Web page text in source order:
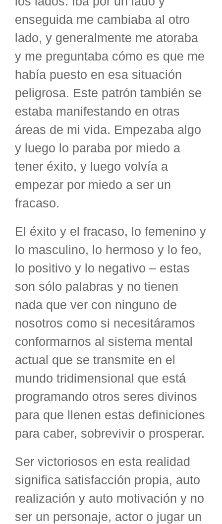
enseguida me cambiaba al otro
lado, y generalmente me atoraba
y me preguntaba cómo es que me
había puesto en esa situación
peligrosa. Este patrón también se
estaba manifestando en otras
áreas de mi vida. Empezaba algo
y luego lo paraba por miedo a
tener éxito, y luego volvía a
empezar por miedo a ser un
fracaso.
El éxito y el fracaso, lo femenino y
lo masculino, lo hermoso y lo feo,
lo positivo y lo negativo – estas
son sólo palabras y no tienen
nada que ver con ninguno de
nosotros como si necesitáramos
conformarnos al sistema mental
actual que se transmite en el
mundo tridimensional que está
programando otros seres divinos
para que llenen estas definiciones
para caber, sobrevivir o prosperar.
Ser victoriosos en esta realidad
significa satisfacción propia, auto
realización y auto motivación y no
ser un personaje, actor o jugar un